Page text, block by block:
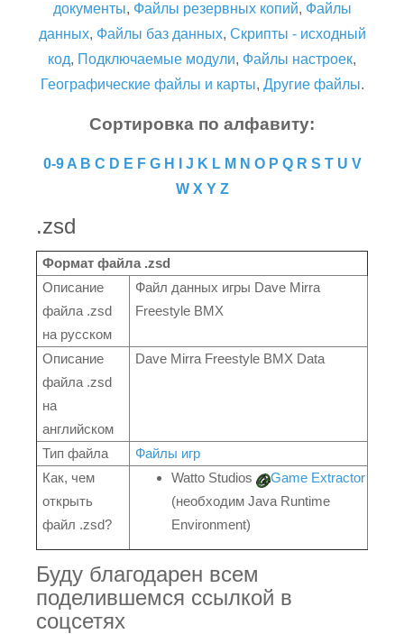
документы, Файлы резервных копий, Файлы
данных, Файлы баз данных, Скрипты - исходный
код, Подключаемые модули, Файлы настроек,
Географические файлы и карты, Другие файлы.
Сортировка по алфавиту:
0-9 A B C D E F G H J K L M N O P Q R S T U V
W X Y Z
.zsd
Формат файла .zsd
Описание
файла .zsd
на русском
Файл данных игры Dave Mirra
Freestyle BMX
Описание
файла .zsd
на
английском
Dave Mirra Freestyle BMX Data
Тип файла
Файлы игр
Как, чем
открыть
файл .zsd?
Watto Studios
Game Extractor
(необходим Java Runtime
Environment)
Буду благодарен всем
поделившемся ссылкой в
соцсетях